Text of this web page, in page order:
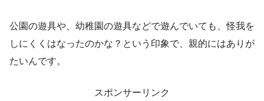
公園の遊具や、幼稚園の遊具などで遊んでいても、怪我を
しにくくはなったのかな？という印象で、親的にはありが
たいんです。
スポンサーリンク